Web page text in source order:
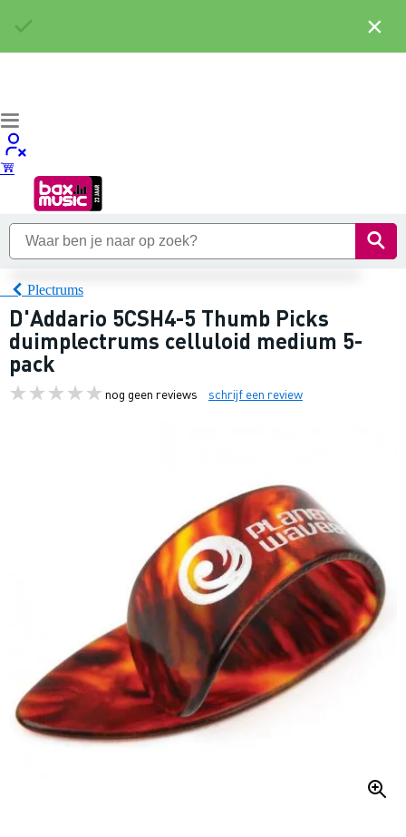
Plectrums
D'Addario 5CSH4-5 Thumb Picks
duimplectrums celluloid medium 5-
pack
nog geen reviews schrijf een review
×